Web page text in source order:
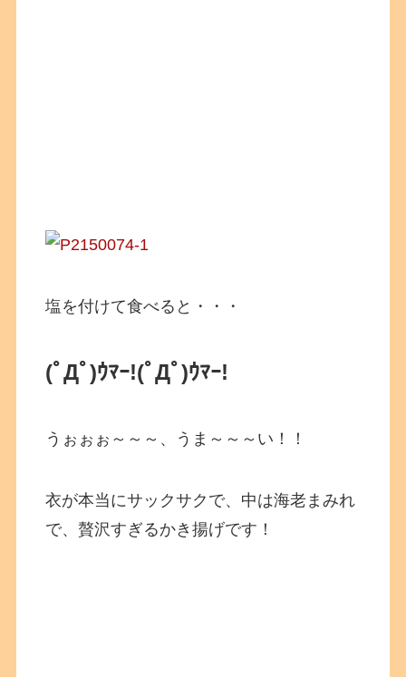
塩を付けて食べると・・・
(ﾟДﾟ)ｳﾏｰ!(ﾟДﾟ)ｳﾏｰ!
うぉぉぉ～～～、うま～～～い！！
衣が本当にサックサクで、中は海老まみれ
で、贅沢すぎるかき揚げです！